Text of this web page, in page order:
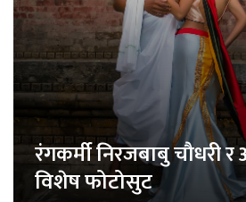
रंगकर्मी निरजबाबु चौधरी र
विशेष फोटोसुट